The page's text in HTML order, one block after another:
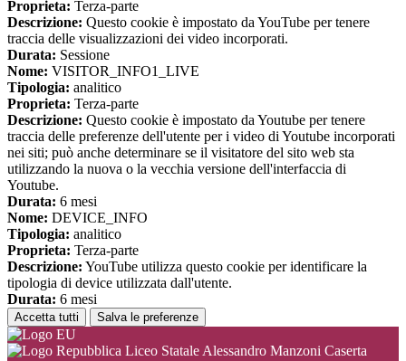
Proprieta: Terza-parte
Descrizione: Questo cookie è impostato da YouTube per tenere
traccia delle visualizzazioni dei video incorporati.
Durata: Sessione
Nome: VISITOR_INFO1_LIVE
Tipologia: analitico
Proprieta: Terza-parte
Descrizione: Questo cookie è impostato da Youtube per tenere
traccia delle preferenze dell'utente per i video di Youtube incorporati
nei siti; può anche determinare se il visitatore del sito web sta
utilizzando la nuova o la vecchia versione dell'interfaccia di
Youtube.
Durata: 6 mesi
Nome: DEVICE_INFO
Tipologia: analitico
Proprieta: Terza-parte
Descrizione: YouTube utilizza questo cookie per identificare la
tipologia di device utilizzata dall'utente.
Durata: 6 mesi
Accetta tutti Salva le preferenze
Liceo Statale Alessandro Manzoni Caserta